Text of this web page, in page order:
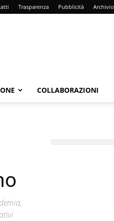
Trasparenza Pubblicità Archivio
COLLABORAZIONI